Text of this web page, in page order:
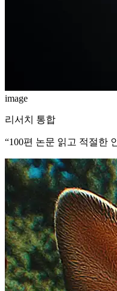
image
리서치 통합
“100편 논문 읽고 적절한